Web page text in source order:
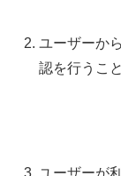
ユーザーか
認を行うこ